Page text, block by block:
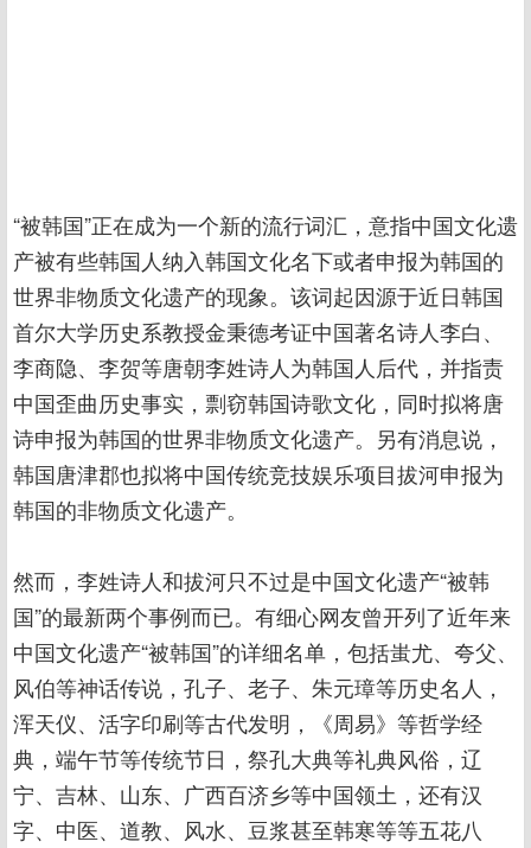
“被韩国”正在成为一个新的流行词汇，意指中国文化遗
产被有些韩国人纳入韩国文化名下或者申报为韩国的
世界非物质文化遗产的现象。该词起因源于近日韩国
首尔大学历史系教授金秉德考证中国著名诗人李白、
李商隐、李贺等唐朝李姓诗人为韩国人后代，并指责
中国歪曲历史事实，剽窃韩国诗歌文化，同时拟将唐
诗申报为韩国的世界非物质文化遗产。另有消息说，
韩国唐津郡也拟将中国传统竞技娱乐项目拔河申报为
韩国的非物质文化遗产。
然而，李姓诗人和拔河只不过是中国文化遗产“被韩
国”的最新两个事例而已。有细心网友曾开列了近年来
中国文化遗产“被韩国”的详细名单，包括蚩尤、夸父、
风伯等神话传说，孔子、老子、朱元璋等历史名人，
浑天仪、活字印刷等古代发明，《周易》等哲学经
典，端午节等传统节日，祭孔大典等礼典风俗，辽
宁、吉林、山东、广西百济乡等中国领土，还有汉
字、中医、道教、风水、豆浆甚至韩寒等等五花八